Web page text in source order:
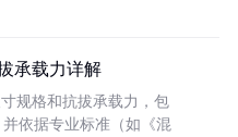
承载力详解
规格和抗拔承载力，包
依据专业标准（如《混